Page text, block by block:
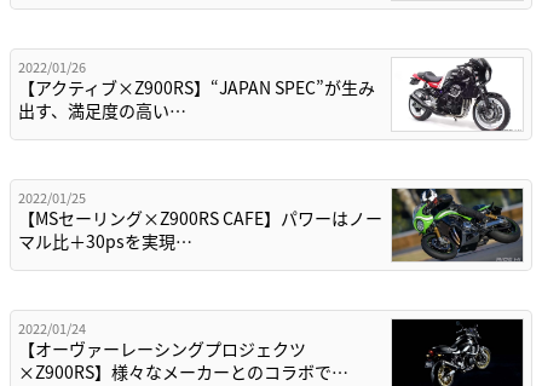
2022/01/26
【アクティブ×Z900RS】“JAPAN SPEC”が生み
出す、満足度の高い…
2022/01/25
【MSセーリング×Z900RS CAFE】パワーはノー
マル比＋30psを実現…
2022/01/24
【オーヴァーレーシングプロジェクツ
×Z900RS】様々なメーカーとのコラボで…